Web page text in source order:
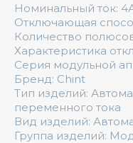
Номинальный ток:
Отключающая
Количество
Характеристика
Серия модульной
Бренд: Chint
Тип изделий:
переменного тока
Вид изделий:
Группа изделий: